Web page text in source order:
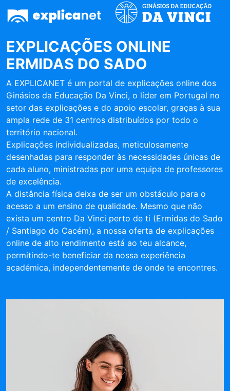
EXPLICAÇÕES ONLINE
ERMIDAS DO SADO
A EXPLICANET é um portal de explicações online dos
Ginásios da Educação Da Vinci, o líder em Portugal no
setor das explicações e do apoio escolar, graças à sua
ampla rede de 31 centros distribuídos por todo o
território nacional.
Explicações individualizadas, meticulosamente
desenhadas para responder às necessidades únicas de
cada aluno, ministradas por uma equipa de professores
de excelência.
A distância física deixa de ser um obstáculo para o
acesso a um ensino de qualidade. Mesmo que não
exista um centro Da Vinci perto de ti (Ermidas do Sado
/ Santiago do Cacém), a nossa oferta de explicações
online de alto rendimento está ao teu alcance,
permitindo-te beneficiar da nossa experiência
académica, independentemente de onde te encontres.